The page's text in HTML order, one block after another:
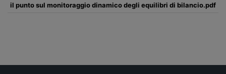
il punto sul monitoraggio dinamico degli equilibri di bilancio.pdf